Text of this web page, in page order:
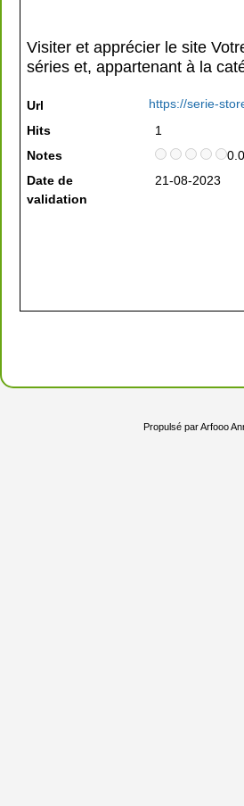
Visiter et apprécier le site
séries et, appartenant à la
Url
https://serie-
Hits
1
Notes
Date de
validation
21-08-2023
Propulsé parArfooo